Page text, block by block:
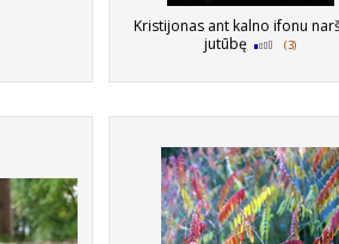
Kristijonas ant kalno ifonu
jutūbę
(3)